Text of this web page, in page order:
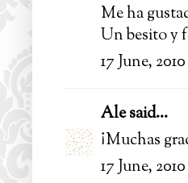
Me ha
Un besito y
17 June, 2010
Alesaid...
¡Muchas
17 June,